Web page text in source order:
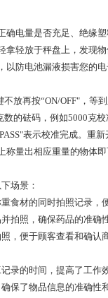
电量是否充足、绝缘塑
轻放于秤盘上，发现
防电池漏液损害您的电
放再按“ON/OFF"，等
数的砝码，例如5000克
表示校准完成。重新
量出相应重量的物体
场景：
食材的同时拍照记录，
拍照，确保药品的准确
，便于顾客查看和确认
录的时间，提高了工作效
保了物品信息的准确性